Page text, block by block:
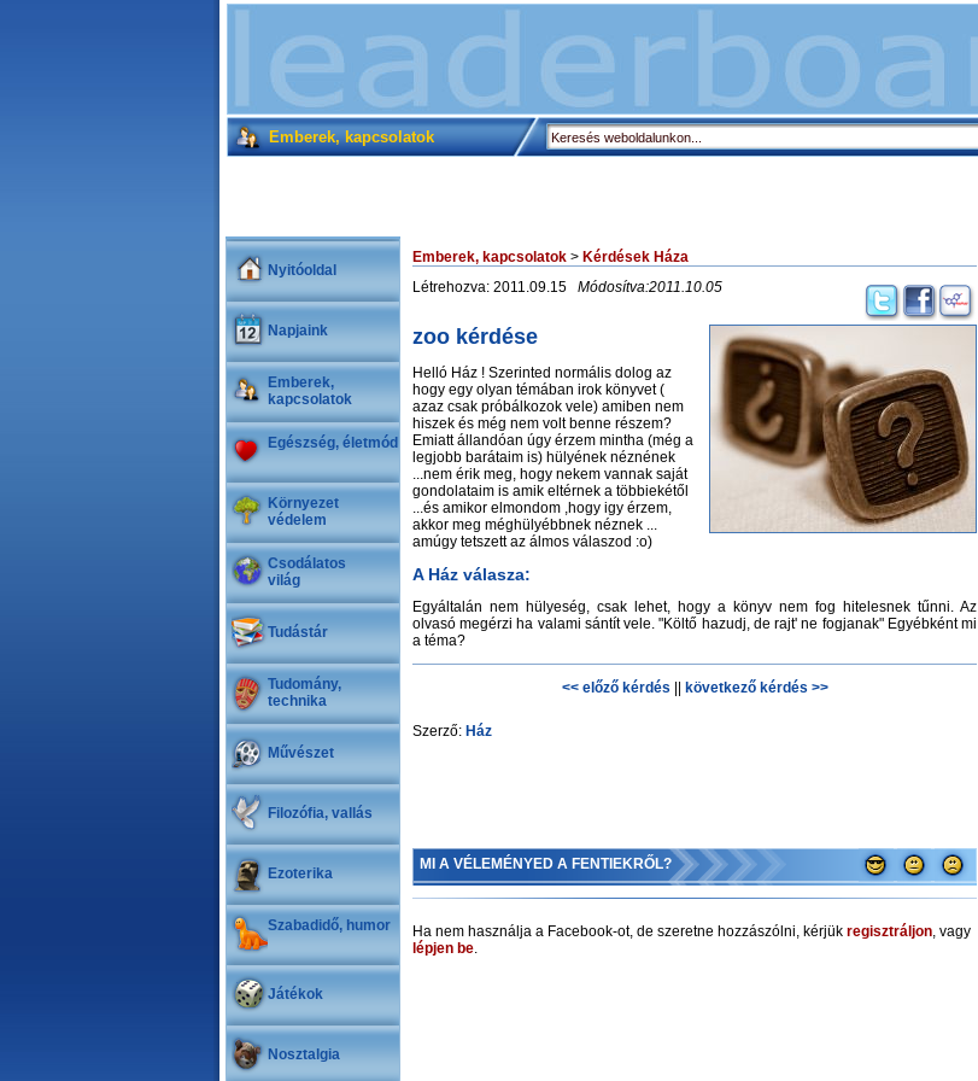
Emberek, kapcsolatok
Nyitóoldal
Napjaink
Emberek,
kapcsolatok
Egészség, életmód
Környezet
védelem
Csodálatos
világ
Tudástár
Tudomány,
technika
Művészet
Filozófia, vallás
Ezoterika
Szabadidő, humor
Játékok
Nosztalgia
Emberek, kapcsolatok > Kérdések Háza
Létrehozva: 2011.09.15 Módosítva:2011.10.05
zoo kérdése
Helló Ház ! Szerinted normális dolog az
hogy egy olyan témában irok könyvet (
azaz csak próbálkozok vele) amiben nem
hiszek és még nem volt benne részem?
Emiatt állandóan úgy érzem mintha (még a
legjobb barátaim is) hülyének néznének
...nem érik meg, hogy nekem vannak saját
gondolataim is amik eltérnek a többiekétől
...és amikor elmondom ,hogy igy érzem,
akkor meg méghülyébbnek néznek ...
amúgy tetszett az álmos válaszod :o)
A Ház válasza:
Egyáltalán nem hülyeség, csak lehet, hogy a könyv nem fog hitelesnek tűnni. Az
olvasó megérzi ha valami sántít vele. "Költő hazudj, de rajt' ne fogjanak" Egyébként mi
a téma?
<< előző kérdés következő kérdés >>
Szerző: Ház
MI A VÉLEMÉNYED A FENTIEKRŐL?
Ha nem használja a Facebook-ot, de szeretne hozzászólni, kérjük regisztráljon, vagy
lépjen be.